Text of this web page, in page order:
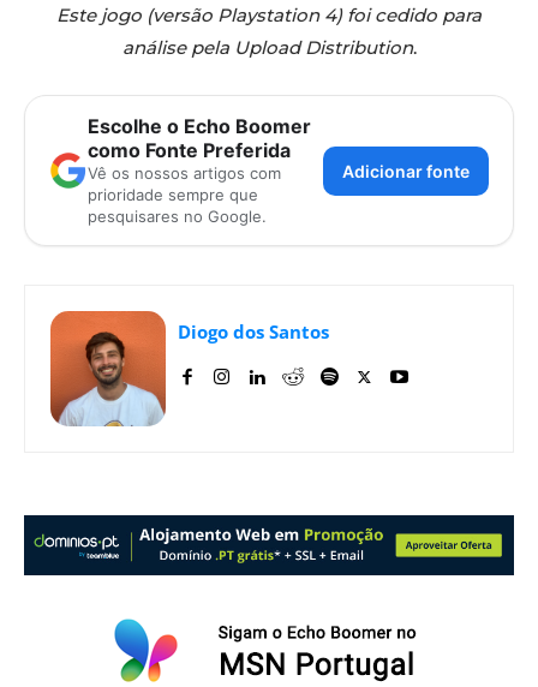
Este jogo (versão Playstation 4) foi cedido para
análise pela Upload Distribution.
Escolhe o Echo Boomer
como Fonte Preferida
Vê os nossos artigos com
prioridade sempre que
pesquisares no Google.
Adicionar fonte
Diogo dos Santos